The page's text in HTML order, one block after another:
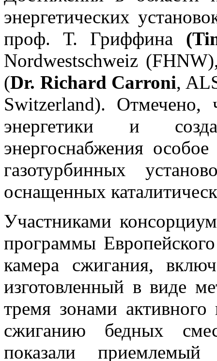
энергетических
проф. Т. Гриффина
Nordwestschweiz
(Dr. Richard Carroni,
Switzerland). Отмечено,
энергетики и
энергоснабжения
газотурбинных
оснащенных
Участниками
программы
камера сжигания,
изготовленный в виде
тремя зонами
сжиганию бедных
показали